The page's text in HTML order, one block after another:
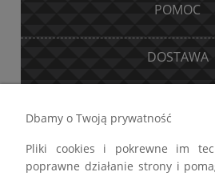
POMOC
DOSTAWA
GWARANCJA I
Dbamy o Twoją prywatność
Pliki cookies i pokrewne im
poprawne działanie strony i